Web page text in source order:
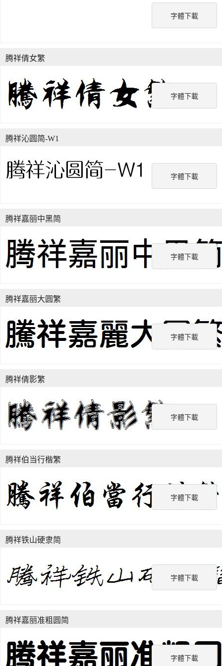
字體下載
字體下載
腾祥倩女繁
字體下載
腾祥沁圆简-W1
字體下載
腾祥嘉丽中黑简
字體下載
腾祥嘉丽大圆繁
字體下載
腾祥倩影繁
字體下載
腾祥伯当行楷繁
字體下載
腾祥铁山硬隶简
字體下載
腾祥嘉丽准粗圆简